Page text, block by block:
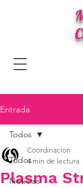
Entrada
Todos
Noticias
Todos
Plasma
Coordinacion
4 min de lectura